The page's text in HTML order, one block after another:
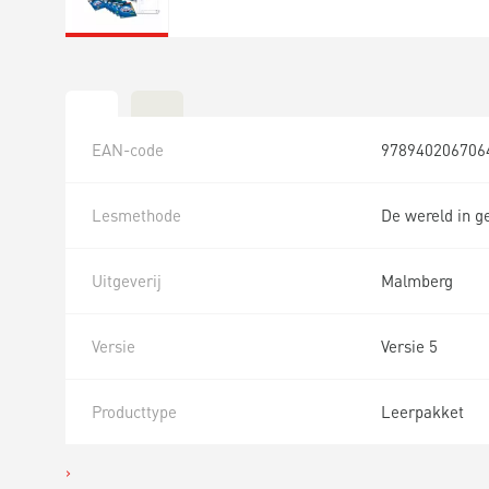
EAN-code
Lesmethode De wereld in
Uitgeverij Malmberg
Versie Versie 5
Producttype Leerpakket